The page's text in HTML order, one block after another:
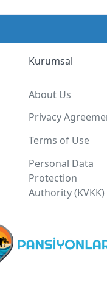
Kurumsal
About Us
Privacy
Terms of Use
Personal Data
Protection
Authority (KVKK)